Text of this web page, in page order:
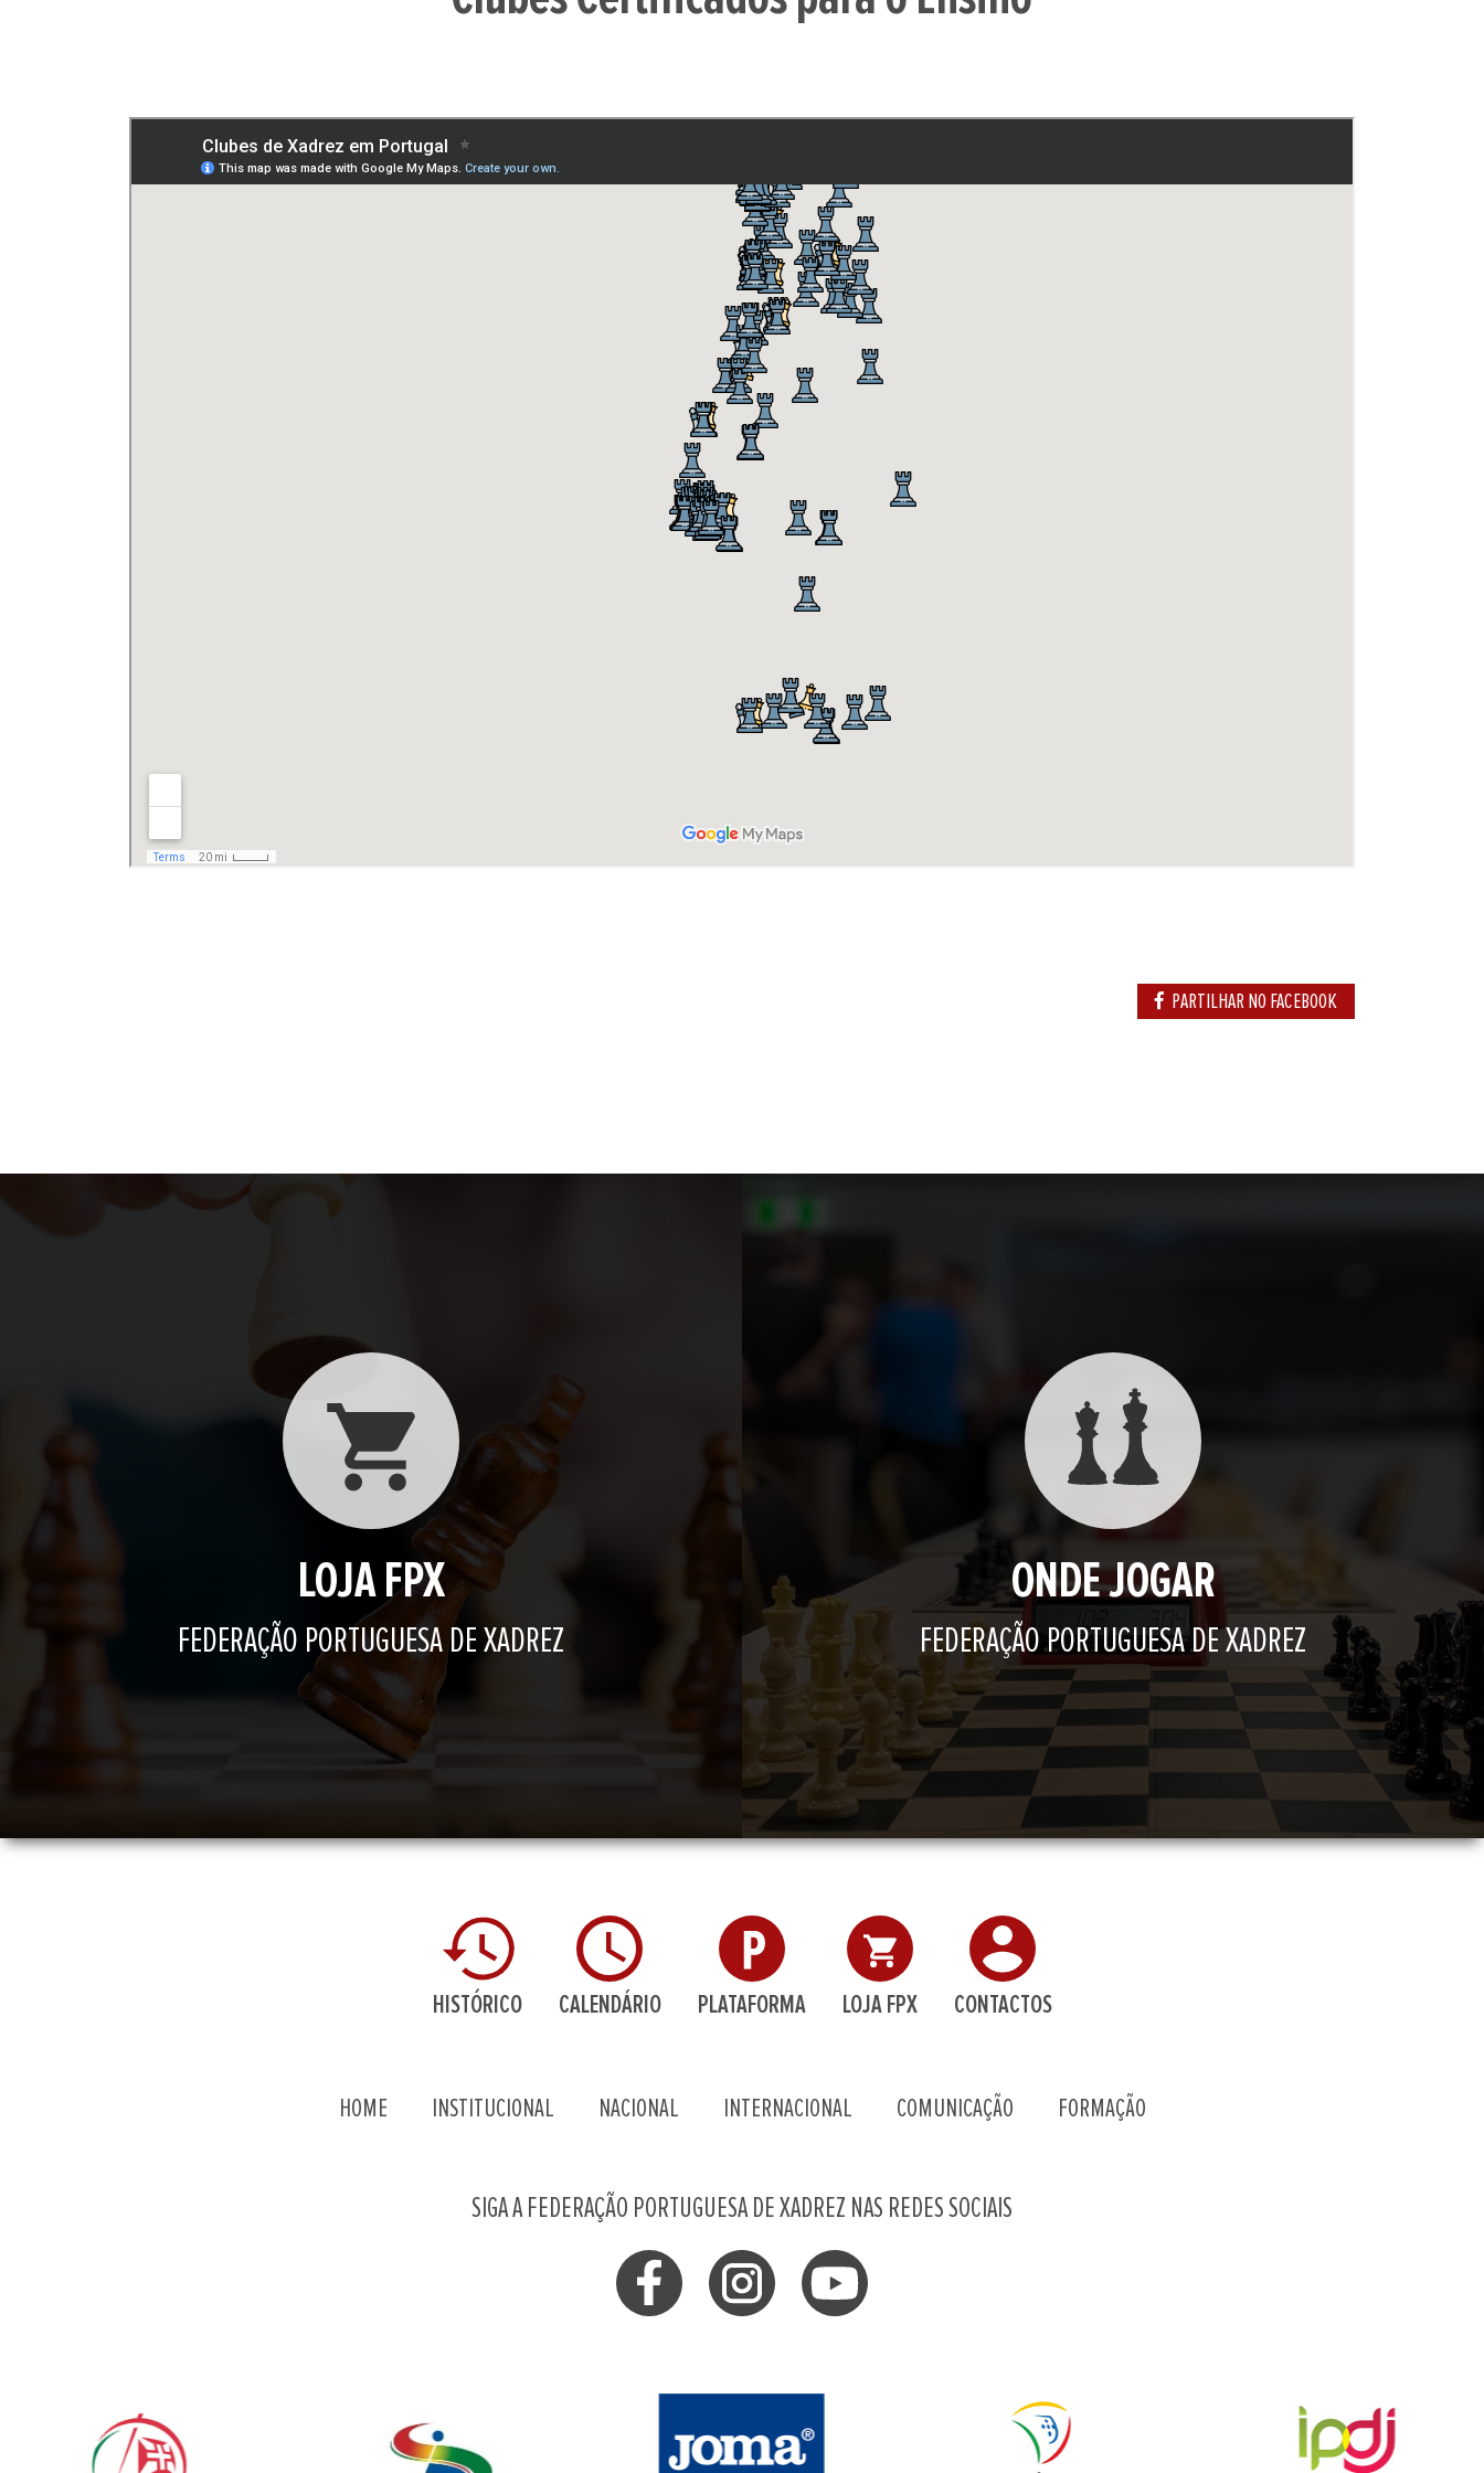
PARTILHAR NO FACEBOOK
LOJA FPX
FEDERAÇÃO PORTUGUESA DE XADREZ
ONDE JOGAR
FEDERAÇÃO PORTUGUESA DE XADREZ
HISTÓRICO CALENDÁRIO PLATAFORMA LOJA FPX CONTACTOS
HOME INSTITUCIONAL NACIONAL INTERNACIONAL COMUNICAÇÃO FORMAÇÃO
SIGA A FEDERAÇÃO PORTUGUESA DE XADREZ NAS REDES SOCIAIS